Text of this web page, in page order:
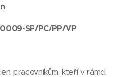
SP/PC/PP/VP
pracovníkům, kteří v rámci